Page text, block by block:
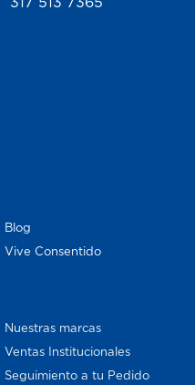
Blog
Vive Consentido
Nuestras marcas
Ventas Institucionales
Seguimiento a tu Pedido